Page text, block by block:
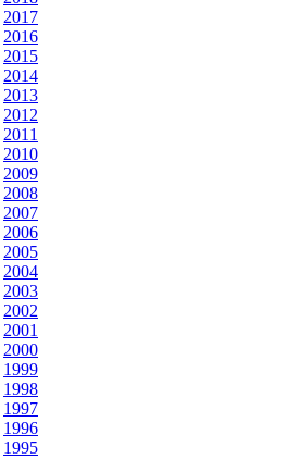
2017
2016
2015
2014
2013
2012
2011
2010
2009
2008
2007
2006
2005
2004
2003
2002
2001
2000
1999
1998
1997
1996
1995